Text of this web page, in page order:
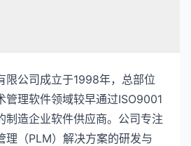
限公司成立于1998年，总部位
管理软件领域较早通过ISO9001
制造企业软件供应商。公司专注
理（PLM）解决方案的研发与